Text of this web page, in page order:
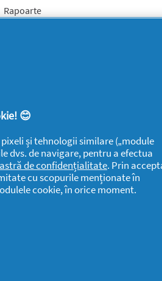
Rapoarte
Date Contact
Detergenti SA
Solicitari si
Sesizari
Detergenti SA
😊
și tehnologii similare („module
dvs. de navigare, pentru a efectua
de confidențialitate. Prin
cu scopurile menționate în
cookie, în orice moment.